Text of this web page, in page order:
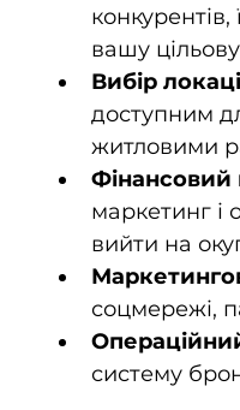
вашу
Вибір
доступним
житловими
Фінансовий
маркетинг і
вийти на
соцмережі,
систему